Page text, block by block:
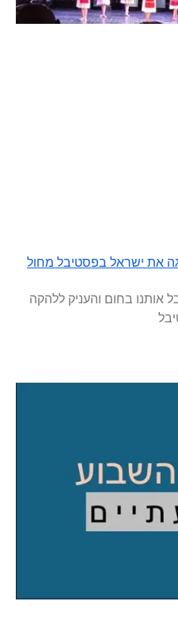
את ישראל בפסטיבל מחול
אותנו בחום והעניק ללהקה